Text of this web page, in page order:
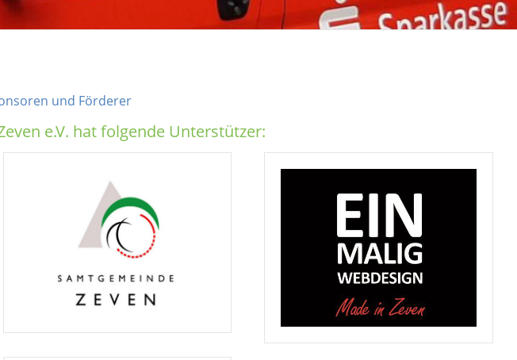
und Förderer
e.V. hat folgende Unterstützer: